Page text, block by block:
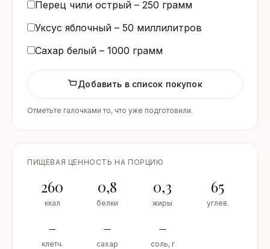
Перец чили острый – 250 грамм
Уксус яблочный – 50 миллилитров
Сахар белый – 1000 грамм
Добавить в список покупок
Отметьте галочками то, что уже подготовили.
ПИЩЕВАЯ ЦЕННОСТЬ НА ПОРЦИЮ
260
ккал
0,8
белки
0,3
жиры
65
углев.
–
клетч.
–
сахар
–
соль, г